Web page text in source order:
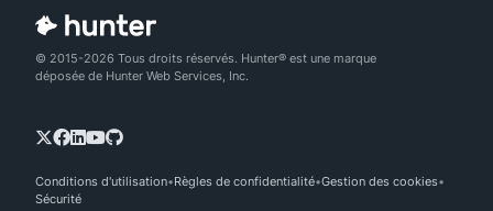
© 2015-2026 Tous droits réservés. Hunter® est une marque
déposée de Hunter Web Services, Inc.
Conditions d'utilisation Règles de confidentialité Gestion des cookies
Sécurité